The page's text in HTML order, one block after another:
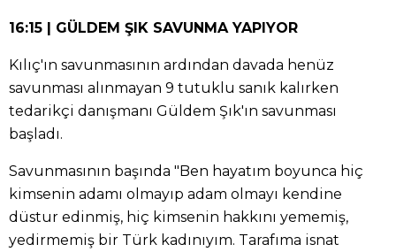
16:15 | GÜLDEM ŞIK SAVUNMA YAPIYOR
Kılıç'ın savunmasının ardından davada henüz
savunması alınmayan 9 tutuklu sanık kalırken
tedarikçi danışmanı Güldem Şık'ın savunması
başladı.
Savunmasının başında "Ben hayatım boyunca hiç
kimsenin adamı olmayıp adam olmayı kendine
düstur edinmiş, hiç kimsenin hakkını yememiş,
yedirmemiş bir Türk kadınıyım. Tarafıma isnat